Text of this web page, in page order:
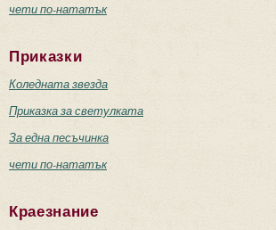
чети по-нататък
Приказки
Коледната звезда
Приказка за светулката
За една песъчинка
чети по-нататък
Краезнание